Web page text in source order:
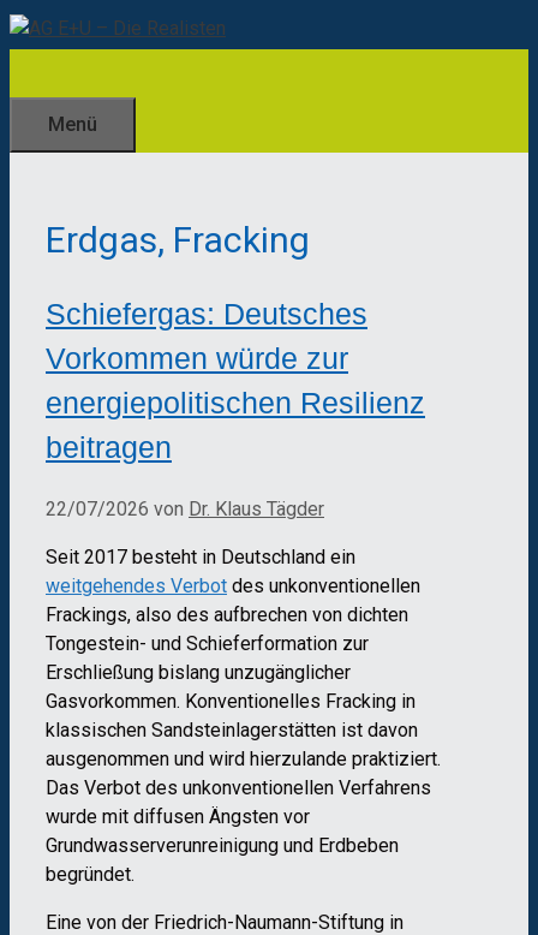
Zum
Inhalt
Menü
Erdgas, Fracking
Schiefergas: Deutsches
Vorkommen würde zur
energiepolitischen Resilienz
beitragen
22/07/2026 von Dr. Klaus Tägder
Seit 2017 besteht in Deutschland ein
weitgehendes Verbot des unkonventionellen
Frackings, also des aufbrechen von dichten
Tongestein- und Schieferformation zur
Erschließung bislang unzugänglicher
Gasvorkommen. Konventionelles Fracking in
klassischen Sandsteinlagerstätten ist davon
ausgenommen und wird hierzulande praktiziert.
Das Verbot des unkonventionellen Verfahrens
wurde mit diffusen Ängsten vor
Grundwasserverunreinigung und Erdbeben
begründet.
Eine von der Friedrich-Naumann-Stiftung in